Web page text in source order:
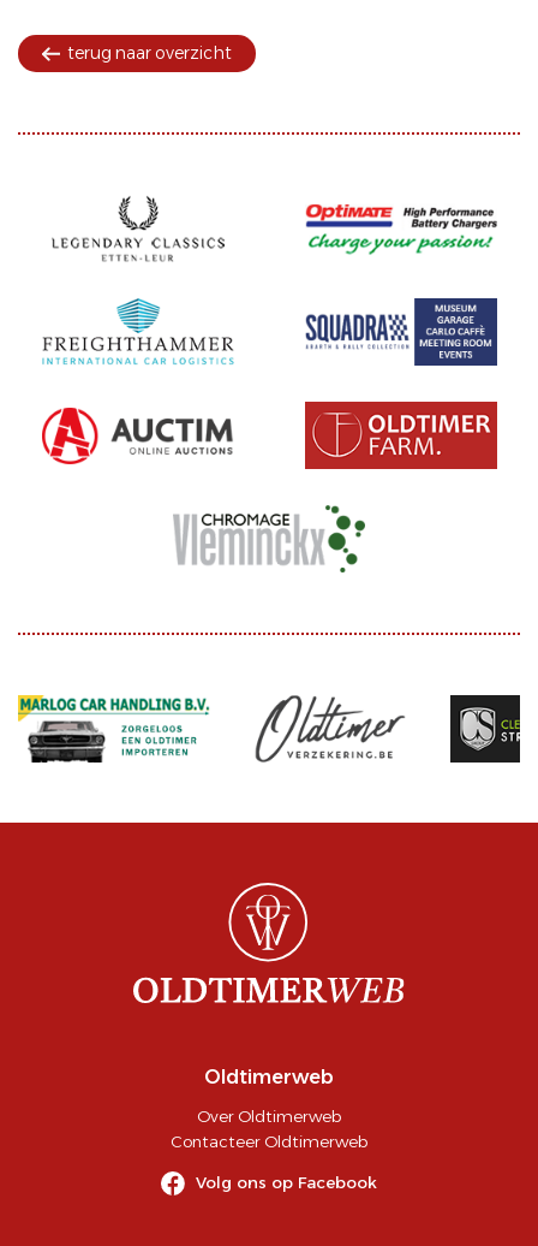
terug naar overzicht
Oldtimerweb
Over Oldtimerweb
Contacteer Oldtimerweb
Volg ons op Facebook